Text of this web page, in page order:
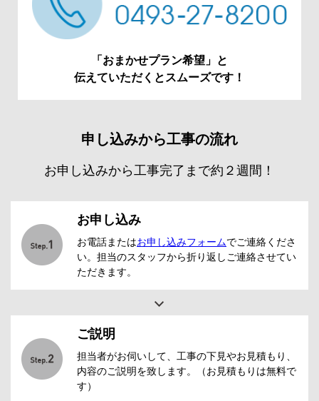
「おまかせプラン希望」と
伝えていただくとスムーズです！
申し込みから工事の流れ
お申し込みから工事完了まで約２週間！
お申し込み
お電話またはお申し込みフォームでご連絡くださ
い。担当のスタッフから折り返しご連絡させてい
ただきます。
ご説明
担当者がお伺いして、工事の下見やお見積もり、
内容のご説明を致します。（お見積もりは無料で
す）